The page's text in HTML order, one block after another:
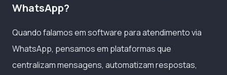
WhatsApp?
Quando falamos em software para atendimento via
WhatsApp, pensamos em plataformas que
centralizam mensagens, automatizam respostas,